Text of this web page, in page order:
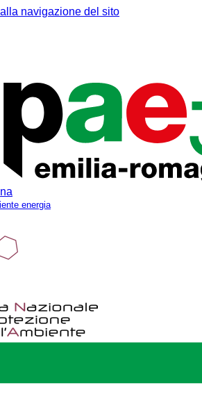
navigazione del sito
energia